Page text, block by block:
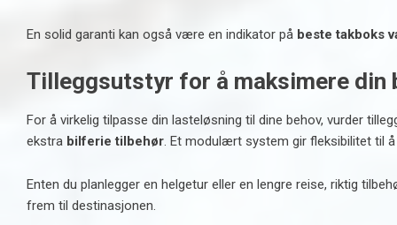
En solid garanti kan også være en indikator på beste takboks
Tilleggsutstyr for å maksimere din
For å virkelig tilpasse din lasteløsning til dine behov, vurder
ekstra bilferie tilbehør . Et modulært system gir fleksibilitet til
Enten du planlegger en helgetur eller en lengre reise, riktig
frem til destinasjonen.